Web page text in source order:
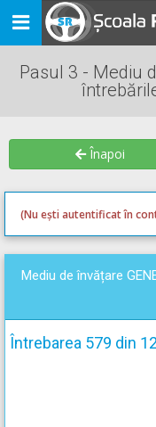
Toggle
navigation
Pasul 3 - Mediu
Înapoi
(Nu ești autentificat în
Mediu de învățare
Întrebarea 579 din